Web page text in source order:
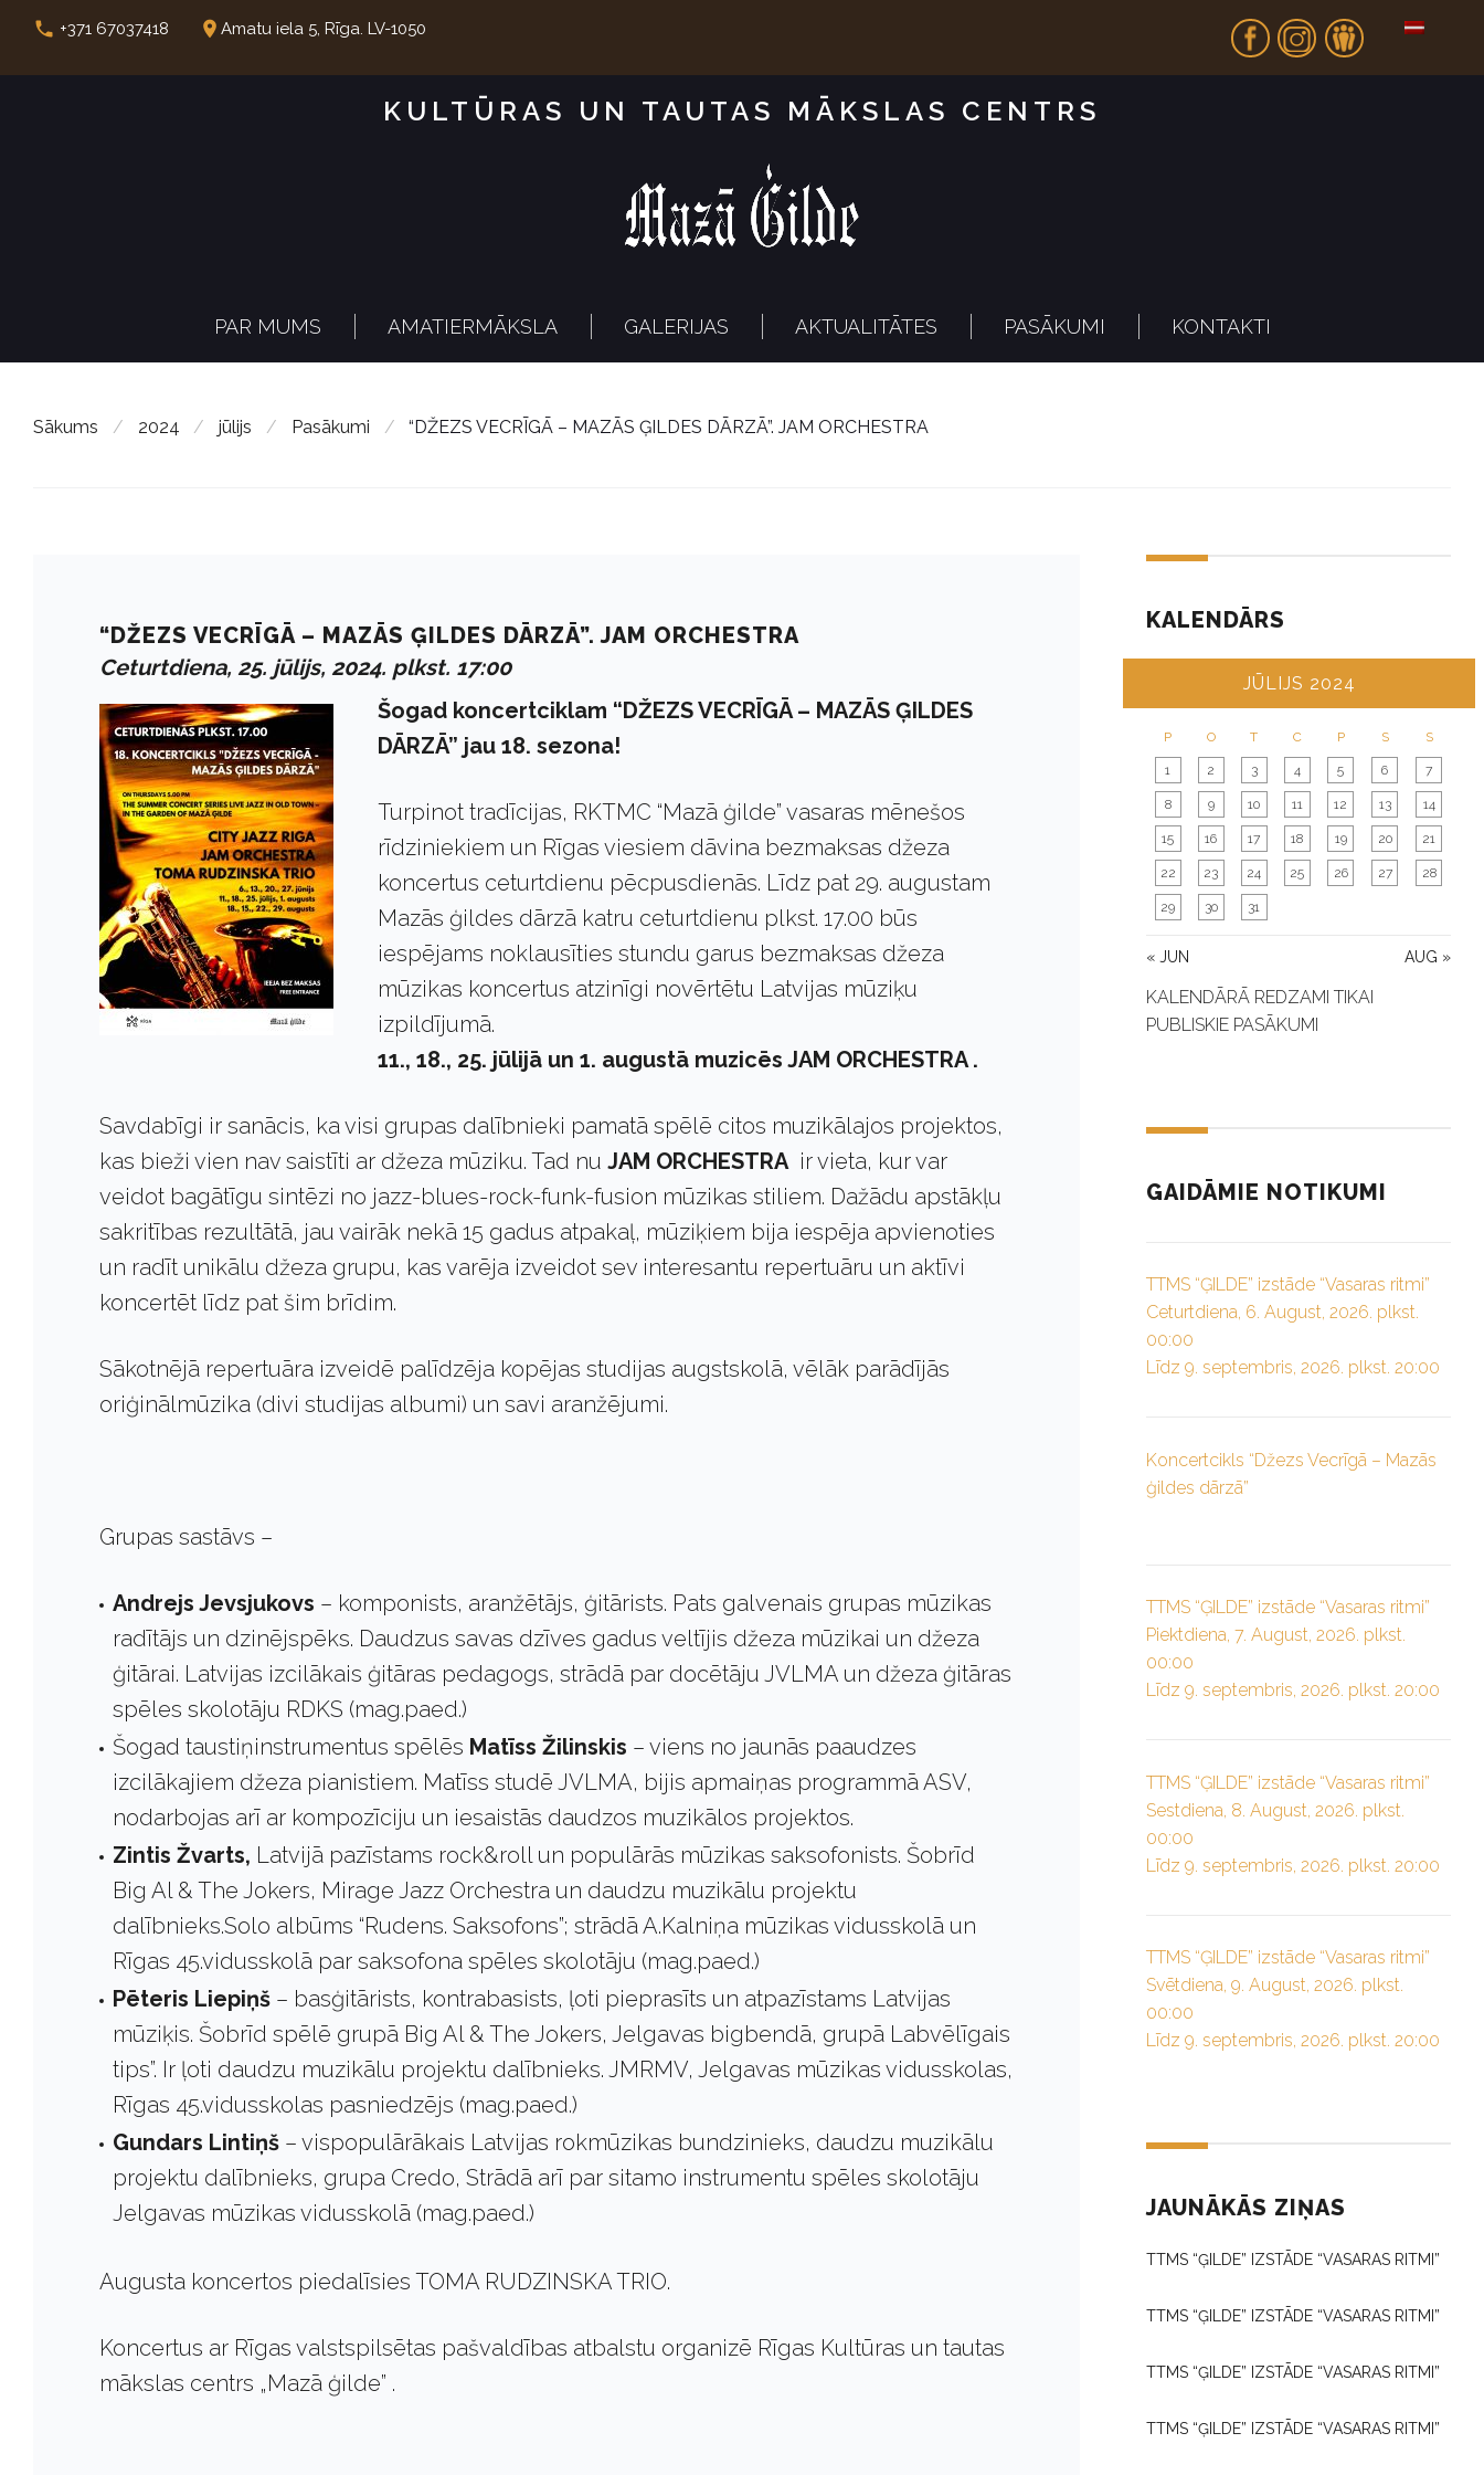
e
Fb In Dr
call +371 67037418 place Amatu iela 5, Rīga. LV-1050
KULTŪRAS UN TAUTAS MĀKSLAS CENTRS
PAR MUMS AMATIERMĀKSLA GALERIJAS AKTUALITĀTES PASĀKUMI KONTAKTI
Sākums / 2024 / jūlijs / Pasākumi / “DŽEZS VECRĪGĀ – MAZĀS ĢILDES DĀRZĀ”. JAM ORCHESTRA
“DŽEZS VECRĪGĀ – MAZĀS ĢILDES DĀRZĀ”. JAM ORCHESTRA
Ceturtdiena, 25. jūlijs, 2024. plkst. 17:00
Šogad koncertciklam “DŽEZS VECRĪGĀ – MAZĀS ĢILDES
DĀRZĀ” jau 18. sezona!
Turpinot tradīcijas, RKTMC “Mazā ģilde” vasaras mēnešos
rīdziniekiem un Rīgas viesiem dāvina bezmaksas džeza
koncertus ceturtdienu pēcpusdienās. Līdz pat 29. augustam
Mazās ģildes dārzā katru ceturtdienu plkst. 17.00 būs
iespējams noklausīties stundu garus bezmaksas džeza
mūzikas koncertus atzinīgi novērtētu Latvijas mūziķu
izpildījumā.
11., 18., 25. jūlijā un 1. augustā muzicēs JAM ORCHESTRA .
Savdabīgi ir sanācis, ka visi grupas dalībnieki pamatā spēlē citos muzikālajos projektos,
kas bieži vien nav saistīti ar džeza mūziku. Tad nu JAM ORCHESTRA ir vieta, kur var
veidot bagātīgu sintēzi no jazz-blues-rock-funk-fusion mūzikas stiliem. Dažādu apstākļu
sakritības rezultātā, jau vairāk nekā 15 gadus atpakaļ, mūziķiem bija iespēja apvienoties
un radīt unikālu džeza grupu, kas varēja izveidot sev interesantu repertuāru un aktīvi
koncertēt līdz pat šim brīdim.
Sākotnējā repertuāra izveidē palīdzēja kopējas studijas augstskolā, vēlāk parādījās
oriģinālmūzika (divi studijas albumi) un savi aranžējumi.
Grupas sastāvs –
Andrejs Jevsjukovs – komponists, aranžētājs, ģitārists. Pats galvenais grupas mūzikas
radītājs un dzinējspēks. Daudzus savas dzīves gadus veltījis džeza mūzikai un džeza
ģitārai. Latvijas izcilākais ģitāras pedagogs, strādā par docētāju JVLMA un džeza ģitāras
spēles skolotāju RDKS (mag.paed.)
Šogad taustiņinstrumentus spēlēs Matīss Žilinskis – viens no jaunās paaudzes
izcilākajiem džeza pianistiem. Matīss studē JVLMA, bijis apmaiņas programmā ASV,
nodarbojas arī ar kompozīciju un iesaistās daudzos muzikālos projektos.
Zintis Žvarts, Latvijā pazīstams rock&roll un populārās mūzikas saksofonists. Šobrīd
Big Al & The Jokers, Mirage Jazz Orchestra un daudzu muzikālu projektu
dalībnieks.Solo albūms “Rudens. Saksofons”; strādā A.Kalniņa mūzikas vidusskolā un
Rīgas 45.vidusskolā par saksofona spēles skolotāju (mag.paed.)
Pēteris Liepiņš – basģitārists, kontrabasists, ļoti pieprasīts un atpazīstams Latvijas
mūziķis. Šobrīd spēlē grupā Big Al & The Jokers, Jelgavas bigbendā, grupā Labvēlīgais
tips”. Ir ļoti daudzu muzikālu projektu dalībnieks. JMRMV, Jelgavas mūzikas vidusskolas,
Rīgas 45.vidusskolas pasniedzējs (mag.paed.)
Gundars Lintiņš – vispopulārākais Latvijas rokmūzikas bundzinieks, daudzu muzikālu
projektu dalībnieks, grupa Credo, Strādā arī par sitamo instrumentu spēles skolotāju
Jelgavas mūzikas vidusskolā (mag.paed.)
Augusta koncertos piedalīsies TOMA RUDZINSKA TRIO.
Koncertus ar Rīgas valstspilsētas pašvaldības atbalstu organizē Rīgas Kultūras un tautas
mākslas centrs „Mazā ģilde” .
KALENDĀRS
JŪLIJS 2024
P O T C P S S
« JUN AUG »
1 2 3 4 5 6 7
8 9 10 11 12 13 14
15 16 17 18 19 20 21
22 23 24 25 26 27 28
29 30 31
KALENDĀRĀ REDZAMI TIKAI
PUBLISKIE PASĀKUMI
GAIDĀMIE NOTIKUMI
TTMS “ĢILDE” izstāde “Vasaras ritmi”
Ceturtdiena, 6. August, 2026. plkst.
00:00
Līdz 9. septembris, 2026. plkst. 20:00
Koncertcikls “Džezs Vecrīgā – Mazās
ģildes dārzā”
TTMS “ĢILDE” izstāde “Vasaras ritmi”
Piektdiena, 7. August, 2026. plkst.
00:00
Līdz 9. septembris, 2026. plkst. 20:00
TTMS “ĢILDE” izstāde “Vasaras ritmi”
Sestdiena, 8. August, 2026. plkst.
00:00
Līdz 9. septembris, 2026. plkst. 20:00
TTMS “ĢILDE” izstāde “Vasaras ritmi”
Svētdiena, 9. August, 2026. plkst.
00:00
Līdz 9. septembris, 2026. plkst. 20:00
JAUNĀKĀS ZIŅAS
TTMS “ĢILDE” IZSTĀDE “VASARAS RITMI”
TTMS “ĢILDE” IZSTĀDE “VASARAS RITMI”
TTMS “ĢILDE” IZSTĀDE “VASARAS RITMI”
TTMS “ĢILDE” IZSTĀDE “VASARAS RITMI”